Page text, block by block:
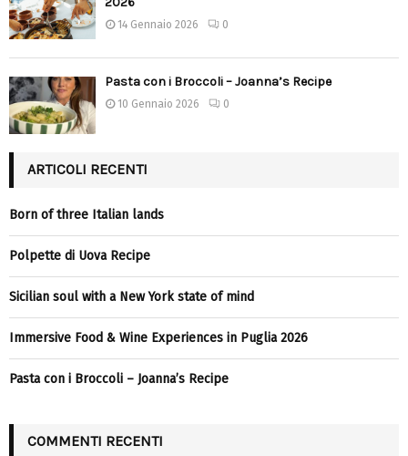
14 Gennaio 2026 0
Pasta con i Broccoli – Joanna’s Recipe
10 Gennaio 2026 0
ARTICOLI RECENTI
Born of three Italian lands
Polpette di Uova Recipe
Sicilian soul with a New York state of mind
Immersive Food & Wine Experiences in Puglia 2026
Pasta con i Broccoli – Joanna’s Recipe
COMMENTI RECENTI